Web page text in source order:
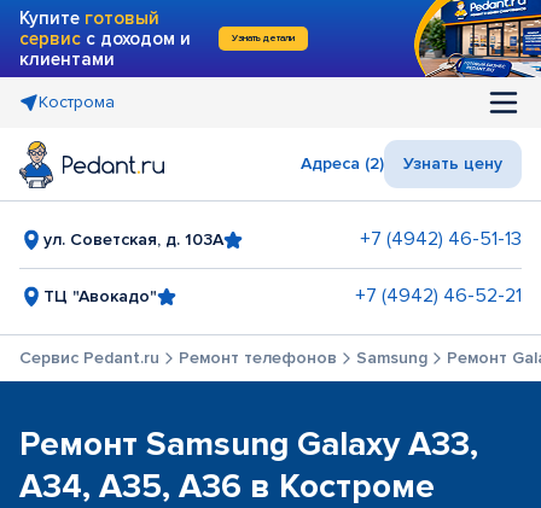
Купите готовый
сервис с доходом и
клиентами
Узнать детали
Кострома
Адреса (2) Узнать цену
ул. Советская, д. 103А +7 (4942) 46-51-13
ТЦ "Авокадо" +7 (4942) 46-52-21
Сервис Pedant.ru Ремонт телефонов Samsung Ремонт
Ремонт Samsung Galaxy A33,
A34, A35, A36 в Костроме